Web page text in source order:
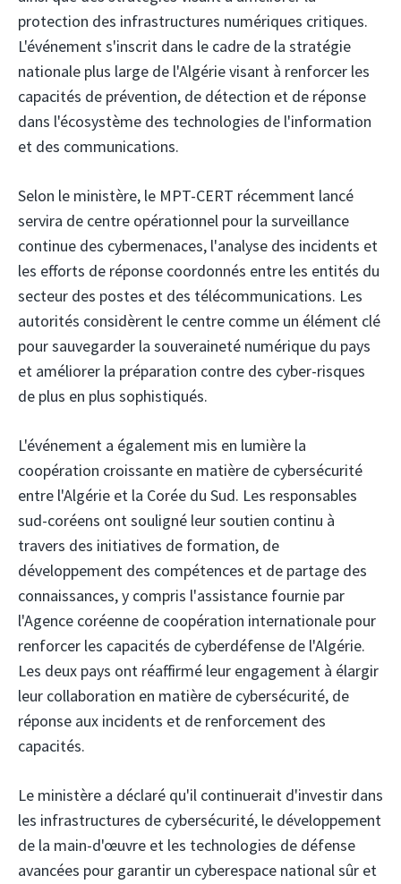
protection des infrastructures numériques critiques.
L'événement s'inscrit dans le cadre de la stratégie
nationale plus large de l'Algérie visant à renforcer les
capacités de prévention, de détection et de réponse
dans l'écosystème des technologies de l'information
et des communications.
Selon le ministère, le MPT-CERT récemment lancé
servira de centre opérationnel pour la surveillance
continue des cybermenaces, l'analyse des incidents et
les efforts de réponse coordonnés entre les entités du
secteur des postes et des télécommunications. Les
autorités considèrent le centre comme un élément clé
pour sauvegarder la souveraineté numérique du pays
et améliorer la préparation contre des cyber-risques
de plus en plus sophistiqués.
L'événement a également mis en lumière la
coopération croissante en matière de cybersécurité
entre l'Algérie et la Corée du Sud. Les responsables
sud-coréens ont souligné leur soutien continu à
travers des initiatives de formation, de
développement des compétences et de partage des
connaissances, y compris l'assistance fournie par
l'Agence coréenne de coopération internationale pour
renforcer les capacités de cyberdéfense de l'Algérie.
Les deux pays ont réaffirmé leur engagement à élargir
leur collaboration en matière de cybersécurité, de
réponse aux incidents et de renforcement des
capacités.
Le ministère a déclaré qu'il continuerait d'investir dans
les infrastructures de cybersécurité, le développement
de la main-d'œuvre et les technologies de défense
avancées pour garantir un cyberespace national sûr et